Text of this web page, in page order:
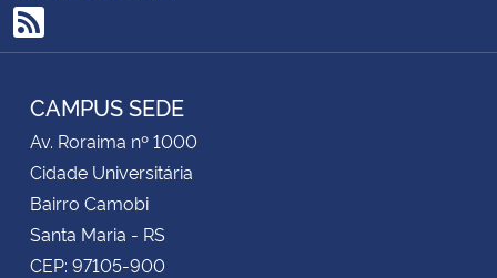
RSS
CAMPUS SEDE
Av. Roraima nº 1000
Cidade Universitária
Bairro Camobi
Santa Maria - RS
CEP: 97105-900